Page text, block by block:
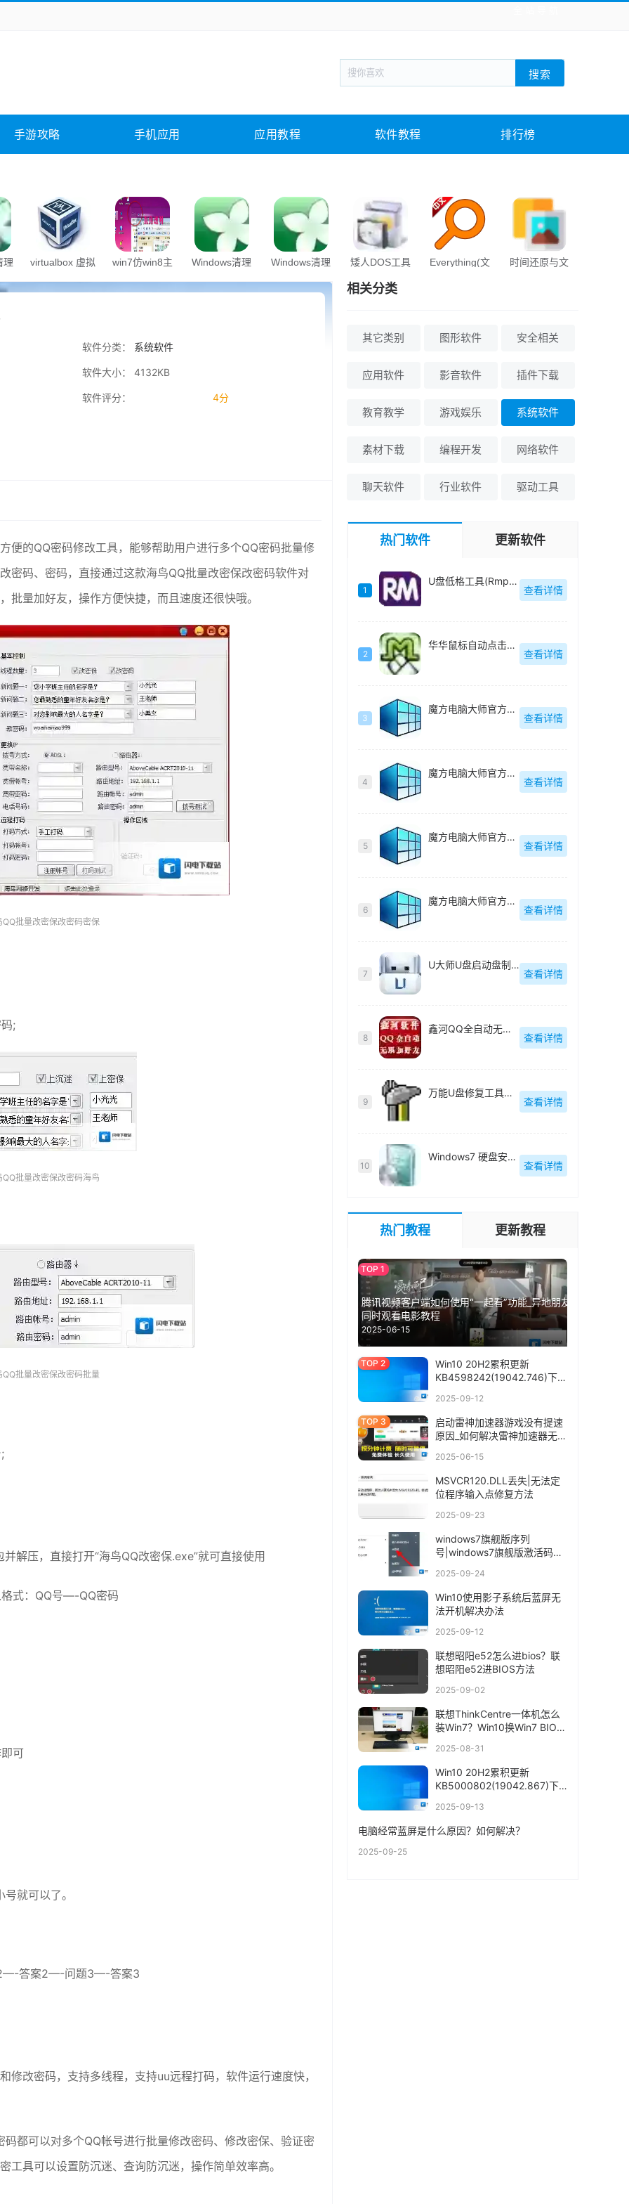
新闻阅读 旅游出行 生活实用
回合网游 战棋游戏 枪战射击
相关 应用软件 影音软件 插件下载 教育教学 游戏娱乐 系统软件 素材下载
其它
搜索
手游攻略 手机应用 应用教程 软件教程 排行榜
理
virtualbox 虚拟
win7仿win8主
Windows清理
Windows清理
矮人DOS工具
Everything(文
时间还原与文
软件分类： 系统软件
软件大小： 4132KB
软件评分： 4分
便的QQ密码修改工具，能够帮助用户进行多个QQ密码批量修
密码、密码，直接通过这款海鸟QQ批量改密保改密码软件对
量加好友，操作方便快捷，而且速度还很快哦。
QQ批量改密保改密码密保
;
QQ批量改密保改密码海鸟
QQ批量改密保改密码批量
解压，直接打开“海鸟QQ改密保.exe”就可直接使用
式：QQ号—-QQ密码
可
就可以了。
答案2—-问题3—-答案3
修改密码，支持多线程，支持uu远程打码，软件运行速度快，
都可以对多个QQ帐号进行批量修改密码、修改密保、验证密
具可以设置防沉迷、查询防沉迷，操作简单效率高。
相关分类
其它类别 图形软件 安全相关
应用软件 影音软件 插件下载
教育教学 游戏娱乐 系统软件
素材下载 编程开发 网络软件
聊天软件 行业软件 驱动工具
热门软件 更新软件
1
U盘低格工具(Rmprepusb)绿色中文-v2.1.744
查看详情
2
华华鼠标自动点击器绿色去广告版-v4.6
查看详情
3
魔方电脑大师官方最新版-v6.25
查看详情
4
魔方电脑大师官方最新版-v6.25
查看详情
5
魔方电脑大师官方最新版-v6.25
查看详情
6
魔方电脑大师官方最新版-v6.25
查看详情
7
U大师U盘启动盘制作工具【附教程】-v【】
查看详情
8
鑫河QQ全自动无限加好友神器-v2.2.3.6
查看详情
9
万能U盘修复工具绿色版-v1.0
查看详情
10
Windows7 硬盘安装工具绿色版-v1.2.0.62
查看详情
热门教程 更新教程
腾讯视频客户端如何使用“一起看”功能_异地朋友
同时观看电影教程
2025-06-15
Win10 20H2累积更新
KB4598242(19042.746)下载
2025-09-12
启动雷神加速器游戏没有提速
原因_如何解决雷神加速器无法
2025-06-15
MSVCR120.DLL丢失|无法定
位程序输入点修复方法
2025-09-23
windows7旗舰版序列
号|windows7旗舰版激活码
2025-09-24
Win10使用影子系统后蓝屏无
法开机解决办法
2025-09-12
联想昭阳e52怎么进bios？联
想昭阳e52进BIOS方法
2025-09-02
联想ThinkCentre一体机怎么
装Win7？Win10换Win7 BIOS
2025-08-31
Win10 20H2累积更新
KB5000802(19042.867)下
2025-09-13
电脑经常蓝屏是什么原因？如何解决？
2025-09-25